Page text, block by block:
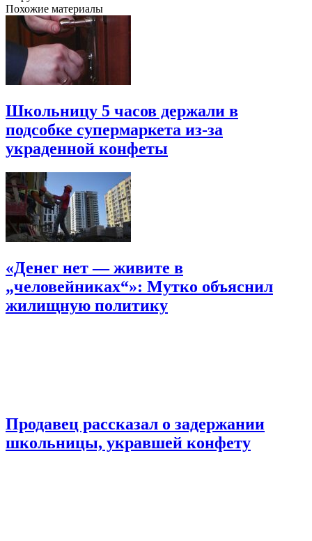
Похожие материалы
Школьницу 5 часов держали в
подсобке супермаркета из-за
украденной конфеты
«Денег нет — живите в
„человейниках“»: Мутко объяснил
жилищную политику
Продавец рассказал о задержании
школьницы, укравшей конфету